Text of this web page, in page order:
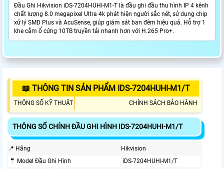
Đầu Ghi Hikvision iDS-7204HUHI-M1-T là đầu ghi đầu thu hình IP 4 kênh
chất lượng 8.0 megapixel Ultra 4k phát hiện người sắc nét, sử dụng chip
xử lý SMD Plus và AcuSense, giúp giám sát ban đêm hiệu quả. Hỗ trợ 1
khe cắm ổ cứng 10TB truyền tải nhanh hơn với H.265 Pro+.
📖 THÔNG TIN SẢN PHẨM IDS-7204HUHI-M1/T
THÔNG SỐ KỸ THUẬT CHÍNH SÁCH BẢO HÀNH
THÔNG SỐ CHÍNH ĐẦU GHI HÌNH IDS-7204HUHI-M1/T
📍 Hãng
Hikvision
🤵 Model Đầu Ghi Hình
iDS-7204HUHI-M1/T